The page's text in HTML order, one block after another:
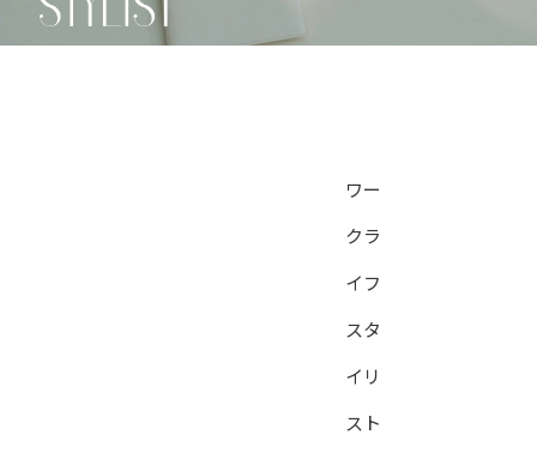
ワー
クラ
イフ
スタ
イリ
スト